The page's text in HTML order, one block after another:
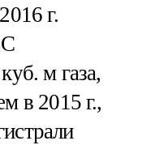
г.
м газа,
в 2015 г.,